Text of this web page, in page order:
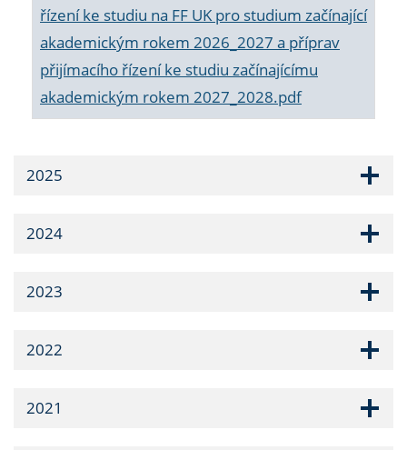
řízení ke studiu na FF UK pro studium začínající
akademickým rokem 2026_2027 a příprav
přijímacího řízení ke studiu začínajícímu
akademickým rokem 2027_2028.pdf
2025
2024
2023
2022
2021